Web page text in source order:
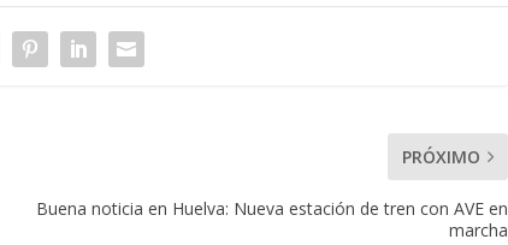
PRÓXIMO
Buena noticia en Huelva: Nueva estación de tren con AVE en
marcha